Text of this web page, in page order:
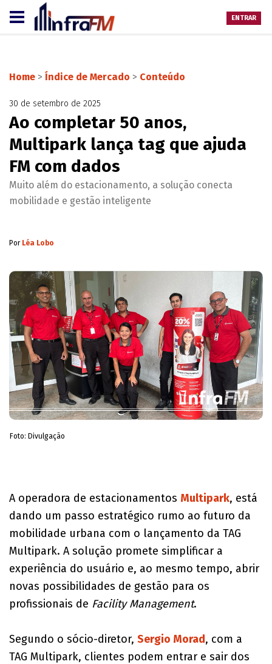
ENTRAR
Home > Índice de Mercado > Conteúdo
30 de setembro de 2025
Ao completar 50 anos,
Multipark lança tag que ajuda
FM com dados
Muito além do estacionamento, a solução conecta
mobilidade e gestão inteligente
Por Léa Lobo
Foto: Divulgação
A operadora de estacionamentos Multipark, está
dando um passo estratégico rumo ao futuro da
mobilidade urbana com o lançamento da TAG
Multipark. A solução promete simplificar a
experiência do usuário e, ao mesmo tempo, abrir
novas possibilidades de gestão para os
profissionais de Facility Management.
Segundo o sócio-diretor, Sergio Morad, com a
TAG Multipark, clientes podem entrar e sair dos